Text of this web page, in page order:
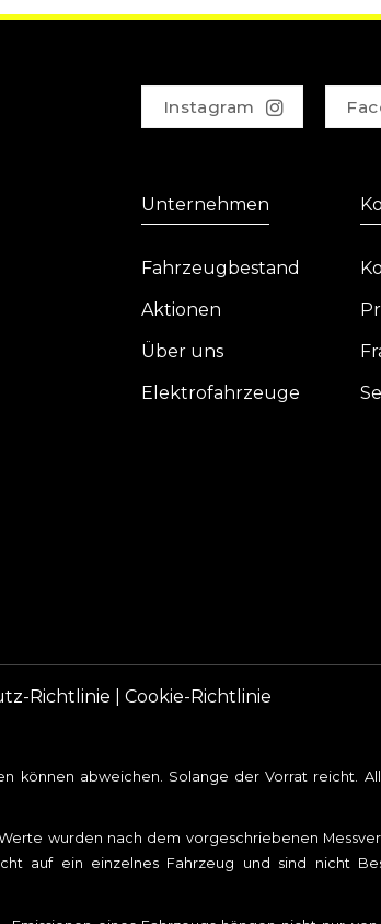
Instagram
Unternehmen
Fahrzeugbestand
Aktionen
Über uns
Elektrofahrzeuge
Richtlinie |Cookie-Richtlinie
können abweichen. Solange der Vorrat reicht.
wurden nach dem vorgeschriebenen
auf ein einzelnes Fahrzeug und sind nicht